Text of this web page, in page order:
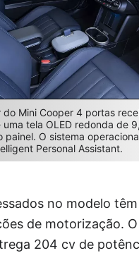
do Mini Cooper 4 portas
uma tela OLED redonda de
painel. O sistema
Personal Assistant.
no modelo
de motorização.
204 cv de